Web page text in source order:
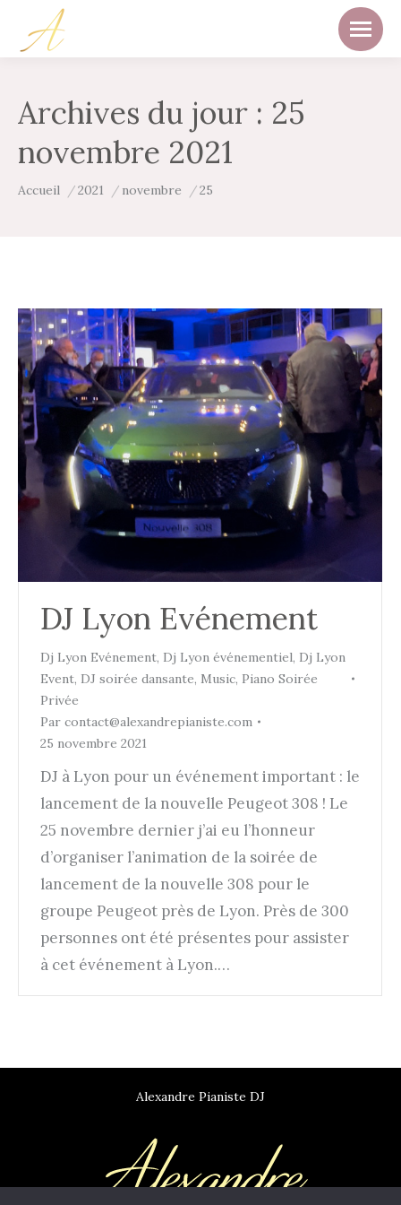
Archives du jour : 25
novembre 2021
Vous êtes ici :
Accueil 2021 novembre 25
DJ Lyon Evénement
Dj Lyon Evénement, Dj Lyon événementiel, Dj Lyon
Event, DJ soirée dansante, Music, Piano Soirée
Privée
Par contact@alexandrepianiste.com
25 novembre 2021
DJ à Lyon pour un événement important : le
lancement de la nouvelle Peugeot 308 ! Le
25 novembre dernier j’ai eu l’honneur
d’organiser l’animation de la soirée de
lancement de la nouvelle 308 pour le
groupe Peugeot près de Lyon. Près de 300
personnes ont été présentes pour assister
à cet événement à Lyon.…
Alexandre Pianiste DJ